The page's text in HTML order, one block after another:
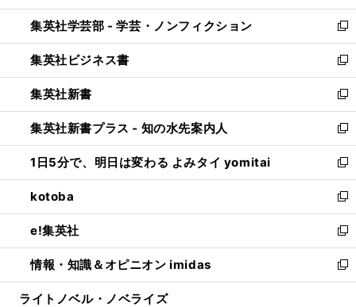
開
く
ウ
で
開
く
ン
ド
ウ
で
開
く
ウ
ィ
ン
ド
ウ
で
開
く
集英社学芸部 - 学芸・ノンフィクション
新
し
い
ウ
ィ
ン
ド
ウ
で
開
く
集英社ビジネス書
新
し
い
ウ
ィ
ン
ド
ウ
で
開
く
集英社新書
新
し
い
ウ
ィ
ン
ド
ウ
で
開
く
集英社新書プラス - 知の水先案内人
新
し
い
ウ
ィ
ン
ド
ウ
で
開
1日5分で、明日は変わる よみタイ yomitai
新
し
い
ウ
ィ
ン
ド
ウ
kotoba
新
し
い
ウ
ィ
ン
e!集英社
新
し
い
ウ
情報・知識＆オピニオン imidas
新
し
ライトノベル・ノベライズ